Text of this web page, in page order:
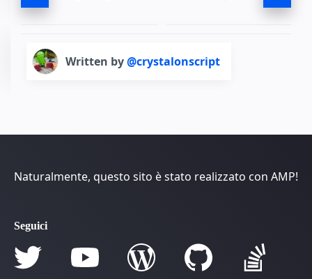
Written by@crystalonscript
Naturalmente, questo sito è stato realizzato con AMP!
Seguici